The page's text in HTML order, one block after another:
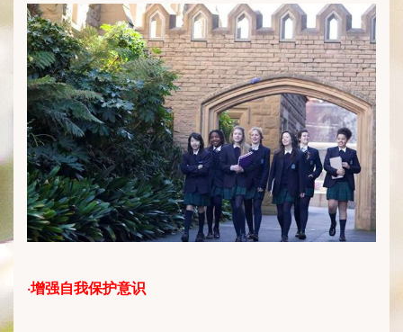
·增强自我保护意识